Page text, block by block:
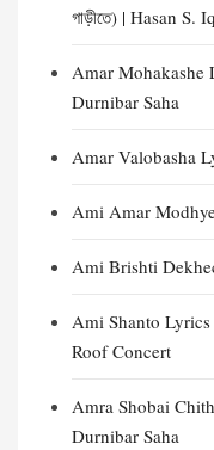
গাড়ীতে) | Hasan S.
Amar Mohakashe
Durnibar Saha
Amar Valobasha
Ami Amar Modhye
Ami Brishti
Ami Shanto Lyrics
Roof Concert
Amra Shobai
Durnibar Saha